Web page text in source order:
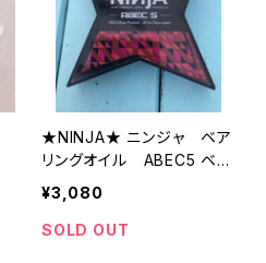
★NINJA★ ニンジャ ベア
リングオイル ABEC5 ベア
リング スター型
¥3,080
SOLD OUT